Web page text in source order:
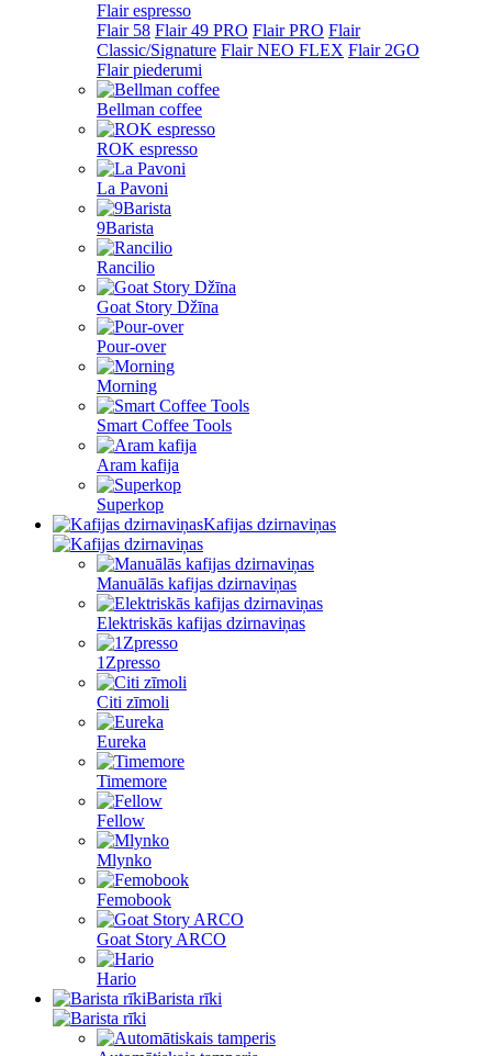
Flair espresso
Flair 58 Flair 49 PRO Flair PRO Flair
Classic/Signature Flair NEO FLEX Flair 2GO
Flair piederumi
Bellman coffee
ROK espresso
La Pavoni
9Barista
Rancilio
Goat Story Džīna
Pour-over
Morning
Smart Coffee Tools
Aram kafija
Superkop
Kafijas dzirnaviņas
Manuālās kafijas dzirnaviņas
Elektriskās kafijas dzirnaviņas
1Zpresso
Citi zīmoli
Eureka
Timemore
Fellow
Mlynko
Femobook
Goat Story ARCO
Hario
Barista rīki